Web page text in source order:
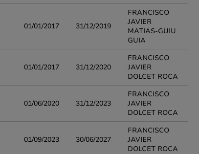
01/01/2017 31/12/2019
FRANCISCO
JAVIER
MATIAS-GUIU
GUIA
01/01/2017 31/12/2020
FRANCISCO
JAVIER
DOLCET ROCA
01/06/2020 31/12/2023
FRANCISCO
JAVIER
DOLCET ROCA
01/09/2023 30/06/2027
FRANCISCO
JAVIER
DOLCET ROCA